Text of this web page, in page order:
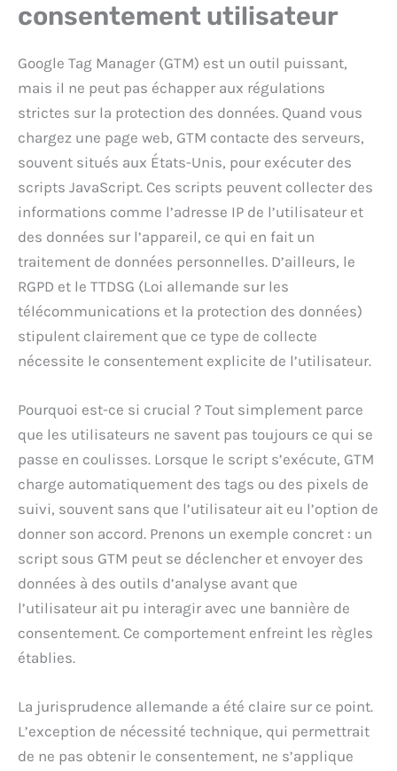
consentement utilisateur
Google Tag Manager (GTM) est un outil puissant,
mais il ne peut pas échapper aux régulations
strictes sur la protection des données. Quand vous
chargez une page web, GTM contacte des serveurs,
souvent situés aux États-Unis, pour exécuter des
scripts JavaScript. Ces scripts peuvent collecter des
informations comme l’adresse IP de l’utilisateur et
des données sur l’appareil, ce qui en fait un
traitement de données personnelles. D’ailleurs, le
RGPD et le TTDSG (Loi allemande sur les
télécommunications et la protection des données)
stipulent clairement que ce type de collecte
nécessite le consentement explicite de l’utilisateur.
Pourquoi est-ce si crucial ? Tout simplement parce
que les utilisateurs ne savent pas toujours ce qui se
passe en coulisses. Lorsque le script s’exécute, GTM
charge automatiquement des tags ou des pixels de
suivi, souvent sans que l’utilisateur ait eu l’option de
donner son accord. Prenons un exemple concret : un
script sous GTM peut se déclencher et envoyer des
données à des outils d’analyse avant que
l’utilisateur ait pu interagir avec une bannière de
consentement. Ce comportement enfreint les règles
établies.
La jurisprudence allemande a été claire sur ce point.
L’exception de nécessité technique, qui permettrait
de ne pas obtenir le consentement, ne s’applique